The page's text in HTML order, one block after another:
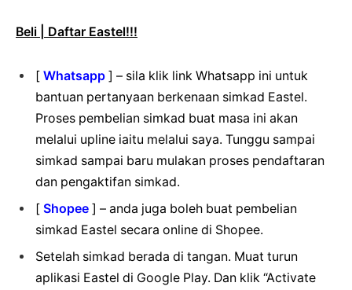
Beli | Daftar Eastel!!!
[ Whatsapp ] – sila klik link Whatsapp ini untuk
bantuan pertanyaan berkenaan simkad Eastel.
Proses pembelian simkad buat masa ini akan
melalui upline iaitu melalui saya. Tunggu sampai
simkad sampai baru mulakan proses pendaftaran
dan pengaktifan simkad.
[ Shopee ] – anda juga boleh buat pembelian
simkad Eastel secara online di Shopee.
Setelah simkad berada di tangan. Muat turun
aplikasi Eastel di Google Play. Dan klik “Activate